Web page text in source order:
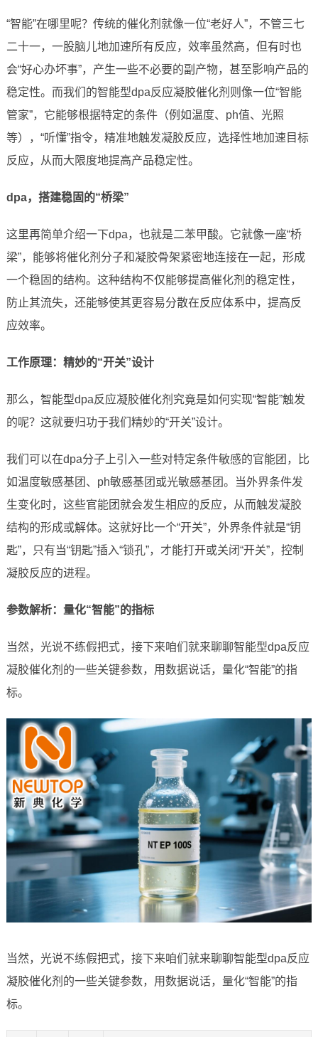
“智能”在哪里呢？传统的催化剂就像一位“老好人”，不管三七
二十一，一股脑儿地加速所有反应，效率虽然高，但有时也
会“好心办坏事”，产生一些不必要的副产物，甚至影响产品的
稳定性。而我们的智能型dpa反应凝胶催化剂则像一位“智能
管家”，它能够根据特定的条件（例如温度、ph值、光照
等），“听懂”指令，精准地触发凝胶反应，选择性地加速目标
反应，从而大限度地提高产品稳定性。
dpa，搭建稳固的“桥梁”
这里再简单介绍一下dpa，也就是二苯甲酸。它就像一座“桥
梁”，能够将催化剂分子和凝胶骨架紧密地连接在一起，形成
一个稳固的结构。这种结构不仅能够提高催化剂的稳定性，
防止其流失，还能够使其更容易分散在反应体系中，提高反
应效率。
工作原理：精妙的“开关”设计
那么，智能型dpa反应凝胶催化剂究竟是如何实现“智能”触发
的呢？这就要归功于我们精妙的“开关”设计。
我们可以在dpa分子上引入一些对特定条件敏感的官能团，比
如温度敏感基团、ph敏感基团或光敏感基团。当外界条件发
生变化时，这些官能团就会发生相应的反应，从而触发凝胶
结构的形成或解体。这就好比一个“开关”，外界条件就是“钥
匙”，只有当“钥匙”插入“锁孔”，才能打开或关闭“开关”，控制
凝胶反应的进程。
参数解析：量化“智能”的指标
当然，光说不练假把式，接下来咱们就来聊聊智能型dpa反应
凝胶催化剂的一些关键参数，用数据说话，量化“智能”的指
标。
当然，光说不练假把式，接下来咱们就来聊聊智能型dpa反应
凝胶催化剂的一些关键参数，用数据说话，量化“智能”的指
标。